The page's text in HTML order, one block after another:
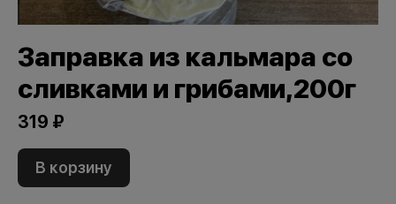
Заправка из кальмара со
сливками и грибами,200г
319 ₽
В корзину